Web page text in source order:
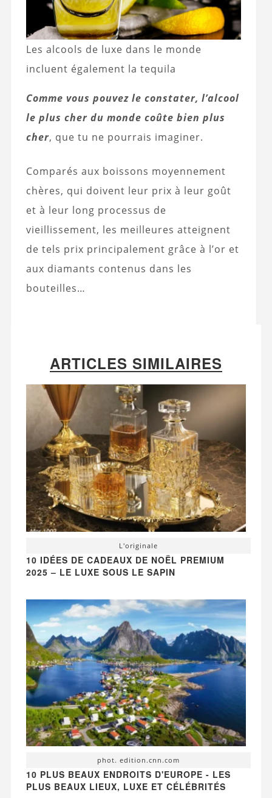
Les alcools de luxe dans le monde
incluent également la tequila
Comme vous pouvez le constater, l’alcool
le plus cher du monde coûte bien plus
cher, que tu ne pourrais imaginer.
Comparés aux boissons moyennement
chères, qui doivent leur prix à leur goût
et à leur long processus de
vieillissement, les meilleures atteignent
de tels prix principalement grâce à l’or et
aux diamants contenus dans les
bouteilles…
ARTICLES SIMILAIRES
L'originale
10 IDÉES DE CADEAUX DE NOËL PREMIUM
2025 – LE LUXE SOUS LE SAPIN
phot. edition.cnn.com
10 PLUS BEAUX ENDROITS D'EUROPE - LES
PLUS BEAUX LIEUX, LUXE ET CÉLÉBRITÉS